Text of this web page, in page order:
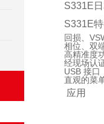
S331E
S331E
回损、
相位、双
高精准度
经现场认
USB 接口
直观的菜
应用